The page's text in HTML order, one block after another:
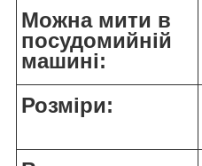
Можна мити в
посудомийній
машині:
Розміри: